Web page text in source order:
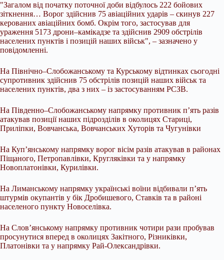
"Загалом від початку поточної доби відбулось 222 бойових
зіткнення… Ворог здійснив 75 авіаційних ударів – скинув 227
керованих авіаційних бомб. Окрім того, застосував для
ураження 5173 дрони–камікадзе та здійснив 2909 обстрілів
населених пунктів і позицій наших військ", – зазначено у
повідомленні.
На Північно–Слобожанському та Курському відтинках сьогодні
супротивник здійснив 75 обстрілів позицій наших військ та
населених пунктів, два з них – із застосуванням РСЗВ.
На Південно–Слобожанському напрямку противник п’ять разів
атакував позиції наших підрозділів в околицях Стариці,
Приліпки, Вовчанська, Вовчанських Хуторів та Чугунівки
На Куп’янському напрямку ворог вісім разів атакував в районах
Піщаного, Петропавлівки, Кругляківки та у напрямку
Новоплатонівки, Курилівки.
На Лиманському напрямку українські воїни відбивали п’ять
штурмів окупантів у бік Дробишевого, Ставків та в районі
населеного пункту Новоселівка.
На Слов’янському напрямку противник чотири рази пробував
просунутися вперед в околицях Закітного, Різниківки,
Платонівки та у напрямку Рай-Олександрівки.